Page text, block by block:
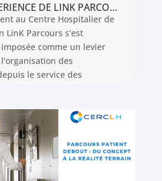
RETOUR D’EXPERIENCE DE LINK PARCOURS AUX URGENCES DU CH DE TROYES
au Centre Hospitalier de
LinK Parcours s’est
comme un levier
des
le service des